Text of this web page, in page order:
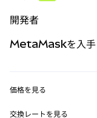
パーペチュアル
RWA
開発者
MetaMaskを入手
価格を見る
交換レートを見る